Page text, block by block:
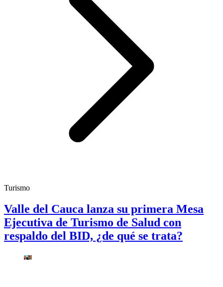
Turismo
Valle del Cauca lanza su primera Mesa
Ejecutiva de Turismo de Salud con
respaldo del BID, ¿de qué se trata?